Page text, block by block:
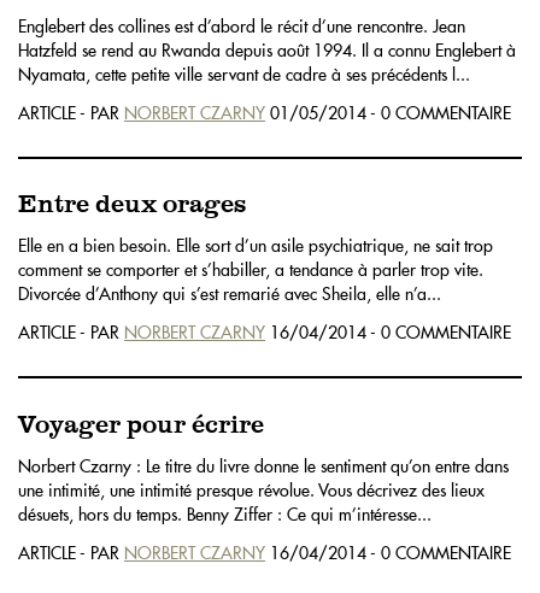
Englebert des collines est d’abord le récit d’une rencontre. Jean
Hatzfeld se rend au Rwanda depuis août 1994. Il a connu Englebert à
Nyamata, cette petite ville servant de cadre à ses précédents l...
ARTICLE - PAR NORBERT CZARNY 01/05/2014 - 0 COMMENTAIRE
Entre deux orages
Elle en a bien besoin. Elle sort d’un asile psychiatrique, ne sait trop
comment se comporter et s’habiller, a tendance à parler trop vite.
Divorcée d’Anthony qui s’est remarié avec Sheila, elle n’a...
ARTICLE - PAR NORBERT CZARNY 16/04/2014 - 0 COMMENTAIRE
Voyager pour écrire
Norbert Czarny : Le titre du livre donne le sentiment qu’on entre dans
une intimité, une intimité presque révolue. Vous décrivez des lieux
désuets, hors du temps. Benny Ziffer : Ce qui m’intéresse...
ARTICLE - PAR NORBERT CZARNY 16/04/2014 - 0 COMMENTAIRE